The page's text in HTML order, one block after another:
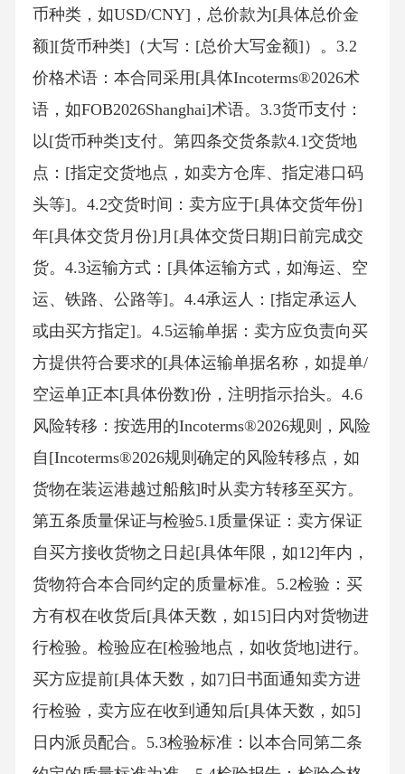
币种类，如USD/CNY]，总价款为[具体总价金
额][货币种类]（大写：[总价大写金额]）。3.2
价格术语：本合同采用[具体Incoterms®2026术
语，如FOB2026Shanghai]术语。3.3货币支付：
以[货币种类]支付。第四条交货条款4.1交货地
点：[指定交货地点，如卖方仓库、指定港口码
头等]。4.2交货时间：卖方应于[具体交货年份]
年[具体交货月份]月[具体交货日期]日前完成交
货。4.3运输方式：[具体运输方式，如海运、空
运、铁路、公路等]。4.4承运人：[指定承运人
或由买方指定]。4.5运输单据：卖方应负责向买
方提供符合要求的[具体运输单据名称，如提单/
空运单]正本[具体份数]份，注明指示抬头。4.6
风险转移：按选用的Incoterms®2026规则，风险
自[Incoterms®2026规则确定的风险转移点，如
货物在装运港越过船舷]时从卖方转移至买方。
第五条质量保证与检验5.1质量保证：卖方保证
自买方接收货物之日起[具体年限，如12]年内，
货物符合本合同约定的质量标准。5.2检验：买
方有权在收货后[具体天数，如15]日内对货物进
行检验。检验应在[检验地点，如收货地]进行。
买方应提前[具体天数，如7]日书面通知卖方进
行检验，卖方应在收到通知后[具体天数，如5]
日内派员配合。5.3检验标准：以本合同第二条